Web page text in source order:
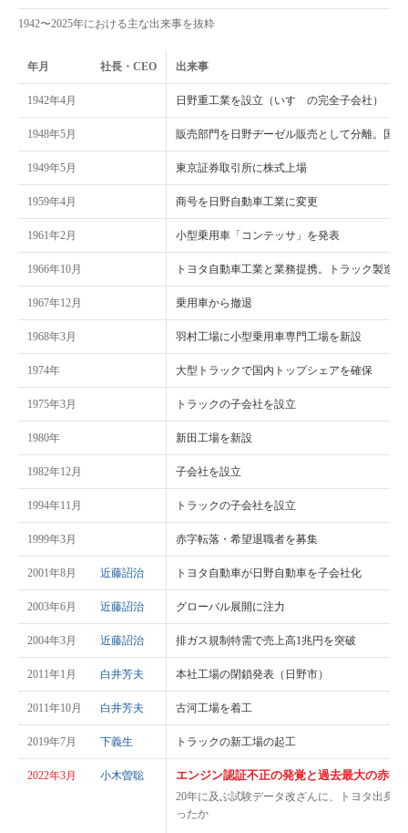
1942〜2025年における主な出来事を抜粋
年月 社長・CEO 出来事
1942年4月 日野重工業を設立（いすゞの完全子会社）
1948年5月 販売部門を日野ヂーゼル販売として分離。国
1949年5月 東京証券取引所に株式上場
1959年4月 商号を日野自動車工業に変更
1961年2月 小型乗用車「コンテッサ」を発表
1966年10月 トヨタ自動車工業と業務提携。トラック製造に
1967年12月 乗用車から撤退
1968年3月 羽村工場に小型乗用車専門工場を新設
1974年 大型トラックで国内トップシェアを確保
1975年3月 トラックの子会社を設立
1980年 新田工場を新設
1982年12月 子会社を設立
1994年11月 トラックの子会社を設立
1999年3月 赤字転落・希望退職者を募集
2001年8月 近藤詔治 トヨタ自動車が日野自動車を子会社化
2003年6月 近藤詔治 グローバル展開に注力
2004年3月 近藤詔治 排ガス規制特需で売上高1兆円を突破
2011年1月 白井芳夫 本社工場の閉鎖発表（日野市）
2011年10月 白井芳夫 古河工場を着工
2019年7月 下義生 トラックの新工場の起工
2022年3月 小木曽聡 エンジン認証不正の発覚と過去最大の赤字
20年に及ぶ試験データ改ざんに、トヨタ出身
ったか